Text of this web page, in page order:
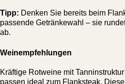
Tipp: Denken Sie bereits beim
passende Getränkewahl – sie
ab.
Weinempfehlungen
Kräftige Rotweine mit
passen ideal zum Flanksteak.